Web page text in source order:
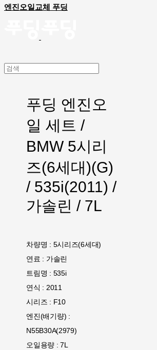
엔진오일교체 푸딩
푸딩 엔진오
일 세트 /
BMW 5시리
즈(6세대)(G)
/ 535i(2011) /
가솔린 / 7L
차량명 : 5시리즈(6세대)
연료 : 가솔린
트림명 : 535i
연식 : 2011
시리즈 : F10
엔진(배기량) :
N55B30A(2979)
오일용량 : 7L